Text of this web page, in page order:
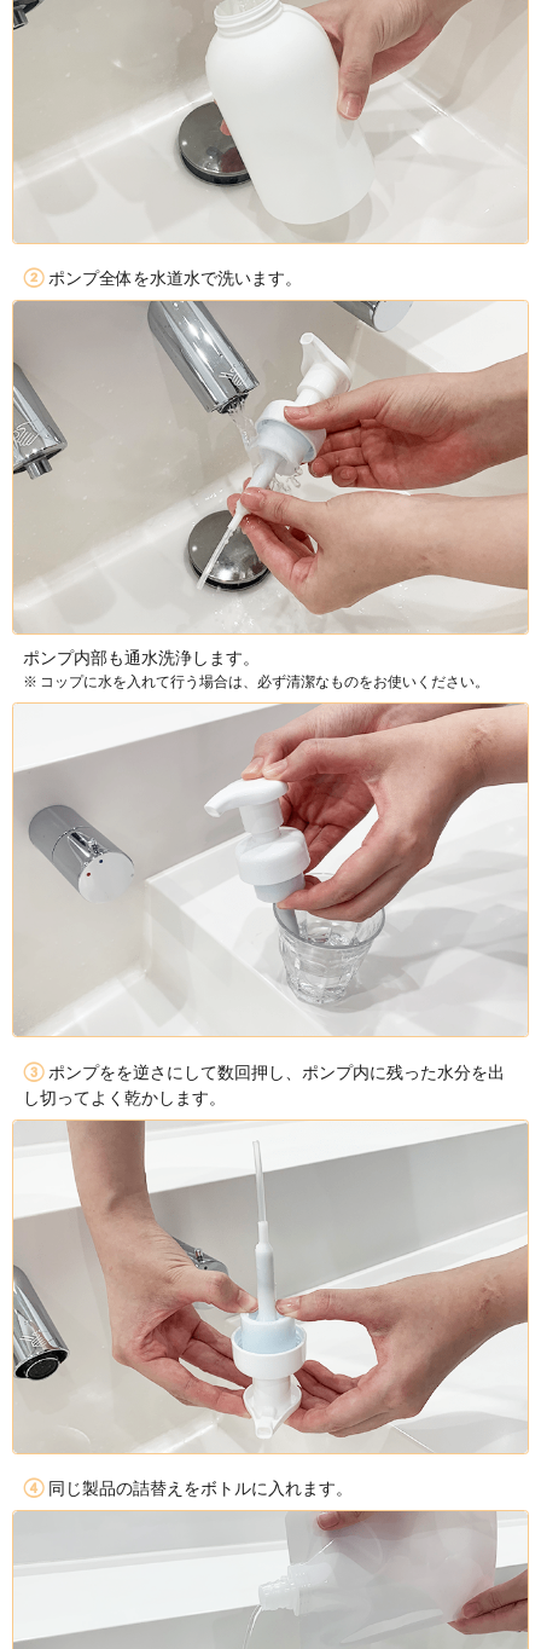
アミノ酸オイル
髪と頭皮をうるおいベール
８種のうるおいアミノ酸
ヒアロベール®
頭皮環境を整え、においを